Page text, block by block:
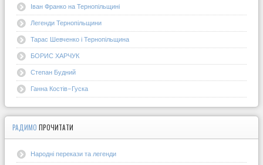
Іван Франко на Тернопільщині
Легенди Тернопільщини
Тарас Шевченко і Тернопільщина
БОРИС ХАРЧУК
Степан Будний
Ганна Костів-Гуска
РАДИМО ПРОЧИТАТИ
Народні перекази та легенди